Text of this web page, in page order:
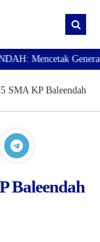
Mencetak Generasi
SMA KP Baleendah
Baleendah